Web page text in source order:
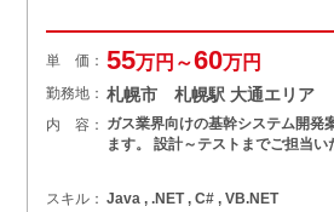
単 価： 55万円～60万円
勤務地： 札幌市 札幌駅 大通エリア
内 容： ガス業界向けの基幹システム開発
ます。 設計～テストまでご担当い
スキル： Java , .NET , C# , VB.NET